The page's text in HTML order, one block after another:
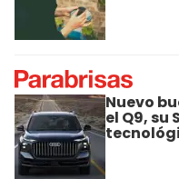
Nuevo
el Q9, su